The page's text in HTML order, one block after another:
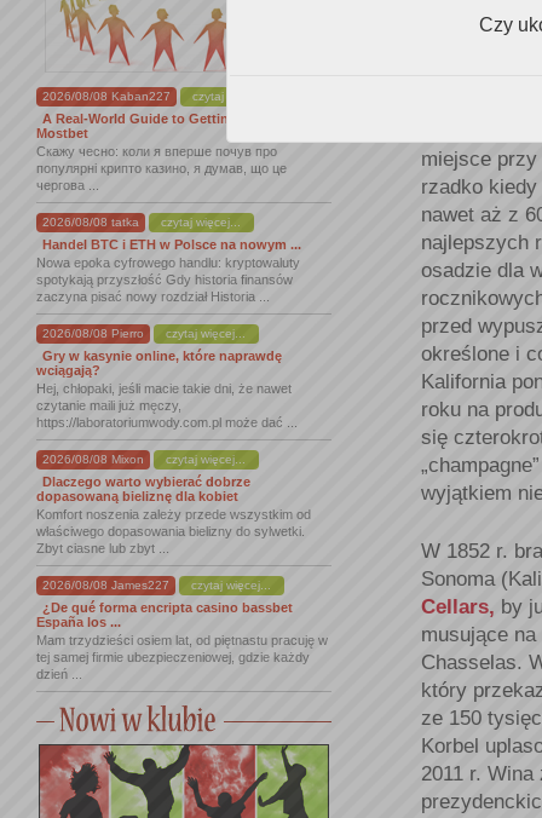
2026/08/08 Kaban227 czytaj więcej...
A Real-World Guide to Getting Started With
Mostbet
Скажу чесно: коли я вперше почув про
популярні крипто казино, я думав, що це
чергова ...
2026/08/08 tatka czytaj więcej...
Handel BTC i ETH w Polsce na nowym ...
Nowa epoka cyfrowego handlu: kryptowaluty
spotykają przyszłość Gdy historia finansów
zaczyna pisać nowy rozdział Historia ...
2026/08/08 Pierro czytaj więcej...
Gry w kasynie online, które naprawdę
wciągają?
Hej, chłopaki, jeśli macie takie dni, że nawet
czytanie maili już męczy,
https://laboratoriumwody.com.pl może dać ...
2026/08/08 Mixon czytaj więcej...
Dlaczego warto wybierać dobrze
dopasowaną bieliznę dla kobiet
Komfort noszenia zależy przede wszystkim od
właściwego dopasowania bielizny do sylwetki.
Zbyt ciasne lub zbyt ...
2026/08/08 James227 czytaj więcej...
¿De qué forma encripta casino bassbet
España los ...
Mam trzydzieści osiem lat, od piętnastu pracuję w
tej samej firmie ubezpieczeniowej, gdzie każdy
dzień ...
miejsce
rzadko
nawet aż z
najlepszych
osadzie dla
przed
określone i
Kalifornia
roku na
się
wyjątkiem
W 1852 r.
Sonoma
Cellars, by
musujące
Chasselas.
który
ze 150
Korbel
2011 r.
Czy